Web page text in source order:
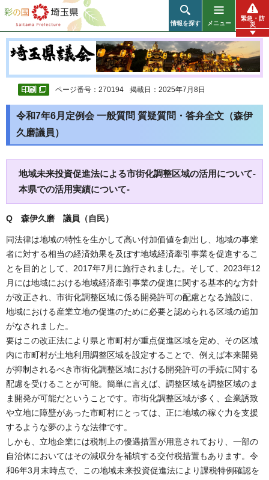
彩の国 埼玉県
情報を探す メニュー
緊急・防
災
ページ番号：270194 掲載日：2025年7月8日
令和7年6月定例会 一般質問 質疑質問・答弁全文（森伊
久磨議員）
地域未来投資促進法による市街化調整区域の活用について-
本県での活用実績について-
Q 森伊久磨 議員（自民）
同法律は地域の特性を生かして高い付加価値を創出し、地域の事業
者に対する相当の経済効果を及ぼす地域経済牽引事業を促進するこ
とを目的として、2017年7月に施行されました。そして、2023年12
月には地域における地域経済牽引事業の促進に関する基本的な方針
が改正され、市街化調整区域に係る開発許可の配慮となる施設に、
地域における産業立地の促進のために必要と認められる区域の追加
がなされました。
要はこの改正法により県と市町村が重点促進区域を定め、その区域
内に市町村が土地利用調整区域を設定することで、例えば本来開発
が抑制されるべき市街化調整区域における開発許可の手続に関する
配慮を受けることが可能。簡単に言えば、調整区域を調整区域のま
ま開発が可能だということです。市街化調整区域が多く、企業誘致
や立地に障壁があった市町村にとっては、正に地域の稼ぐ力を支援
するような夢のような法律です。
しかも、立地企業には税制上の優遇措置が用意されており、一部の
自治体においてはその減収分を補填する交付税措置もあります。令
和6年3月末時点で、この地域未来投資促進法により課税特例確認を